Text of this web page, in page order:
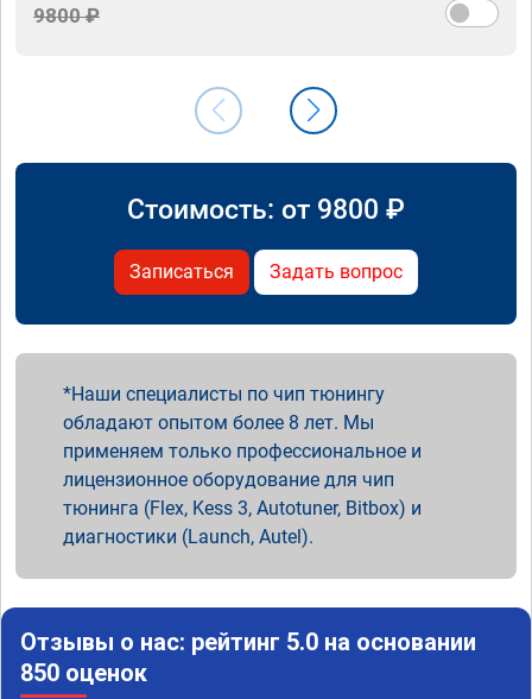
9800 ₽
Стоимость: от 9800 ₽
Записаться Задать вопрос
Наши специалисты по чип тюнингу
обладают опытом более 8 лет. Мы
применяем только профессиональное и
лицензионное оборудование для чип
тюнинга (Flex, Kess 3, Autotuner, Bitbox) и
диагностики (Launch, Autel).
Отзывы о нас: рейтинг 5.0 на основании
850 оценок